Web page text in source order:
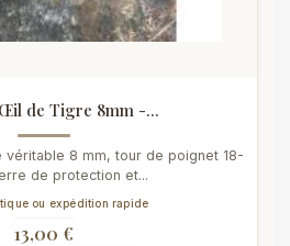
de Tigre 8mm -...
8 mm, tour de poignet 18-
de protection et...
ou expédition rapide
13,00 €